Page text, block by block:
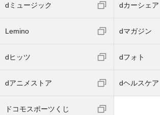
dミュージック dカーシェア
Lemino dマガジン
dヒッツ dフォト
dアニメストア dヘルスケア
ドコモスポーツくじ